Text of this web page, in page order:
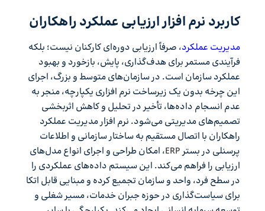
کاربرد نرم افزار ارزیابی عملکرد راهکاران
مدیریت عملکرد، صرفاً ارزیابی دوره‌ای کارکنان نیست؛ بلکه
فرآیندی مستمر برای هدف‌گذاری، پایش، بازخورد و بهبود
عملکرد سازمان است. در سازمان‌های متوسط و بزرگ، اجرای
این چرخه بدون یک زیرساخت نرم افزاری یکپارچه، منجر به
عدم انسجام داده‌ها، تأخیر در تحلیل و کاهش اثربخشی
تصمیم‌های مدیریتی می‌شود. نرم افزار مدیریت عملکرد
راهکاران با اتصال مستقیم به ساختار سازمانی و اطلاعات
پرسنلی در بسترERP، امکان طراحی و اجرای انواع مدل‌های
ارزیابی را فراهم می‌کند. این سیستم داده‌های عملکردی را
در سطح فرد، واحد و سازمان تجمیع کرده و مبنایی قابل اتکا
برای سیاست‌گذاری در حوزه جبران خدمات، مسیر شغلی و